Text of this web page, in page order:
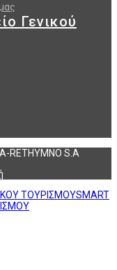
Γενικού
RETHYMNO S.A
SMART